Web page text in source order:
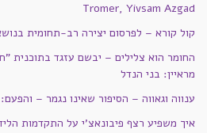
Tromer, Yivsam Azgad
קול קורא – לפרסום יצירה רב-תחומית
מראיין: בני הנדל
ענווה וגאווה – הסיפור שאינו נגמר –
איך משפיע רצף פיבונאצ'י על התקדמות